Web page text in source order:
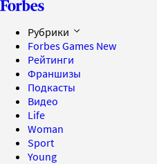
Рубрики
Forbes Games New
Рейтинги
Франшизы
Подкасты
Видео
Life
Woman
Sport
Young